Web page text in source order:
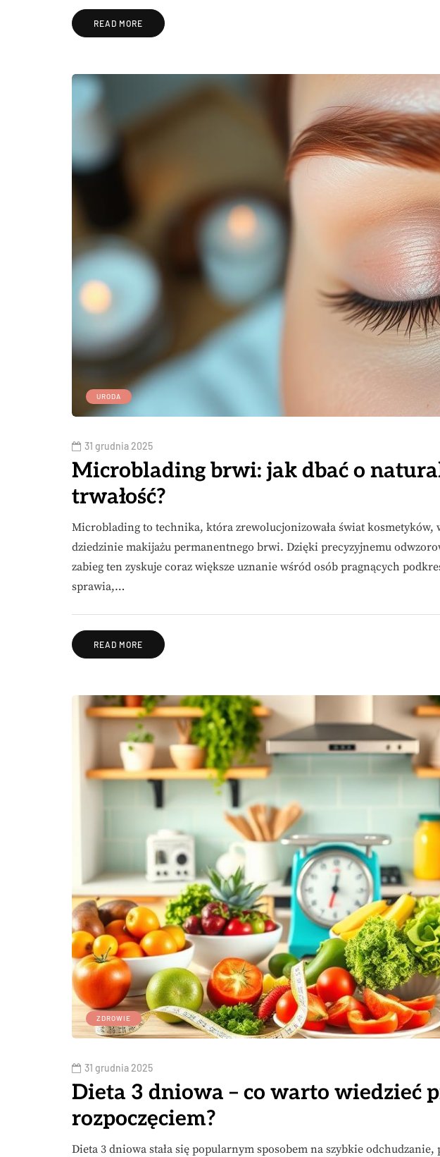
READ MORE
URODA
31 grudnia 2025
Microblading brwi: jak dbać o
trwałość?
Microblading to technika, która zrewolucjonizowała świat kosmetyków,
dziedzinie makijażu permanentnego brwi. Dzięki precyzyjnemu
zabieg ten zyskuje coraz większe uznanie wśród osób pragnących
sprawia,…
READ MORE
ZDROWIE
31 grudnia 2025
Dieta 3 dniowa – co warto wiedzieć
rozpoczęciem?
Dieta 3 dniowa stała się popularnym sposobem na szybkie odchudzanie,